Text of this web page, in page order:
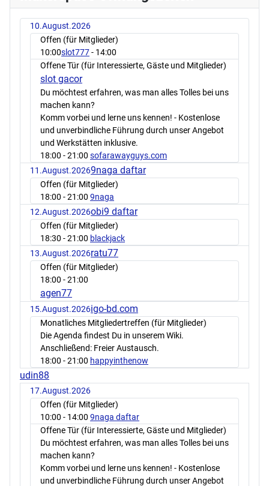
10.August.2026
Offen (für Mitglieder)
10:00slot777- 14:00
Offene Tür (für Interessierte, Gäste und Mitglieder)
slot gacor
Du möchtest erfahren, was man alles Tolles bei uns
machen kann?
Komm vorbei und lerne uns kennen! - Kostenlose
und unverbindliche Führung durch unser Angebot
und Werkstätten inklusive.
18:00 - 21:00 sofarawayguys.com
11.August.20269naga daftar
Offen (für Mitglieder)
18:00 - 21:00 9naga
12.August.2026obi9 daftar
Offen (für Mitglieder)
18:30 - 21:00 blackjack
13.August.2026ratu77
Offen (für Mitglieder)
18:00 - 21:00
agen77
15.August.2026igo-bd.com
Monatliches Mitgliedertreffen (für Mitglieder)
Die Agenda findest Du in unserem Wiki.
Anschließend: Freier Austausch.
18:00 - 21:00 happyinthenow
udin88
17.August.2026
Offen (für Mitglieder)
10:00 - 14:00 9naga daftar
Offene Tür (für Interessierte, Gäste und Mitglieder)
Du möchtest erfahren, was man alles Tolles bei uns
machen kann?
Komm vorbei und lerne uns kennen! - Kostenlose
und unverbindliche Führung durch unser Angebot